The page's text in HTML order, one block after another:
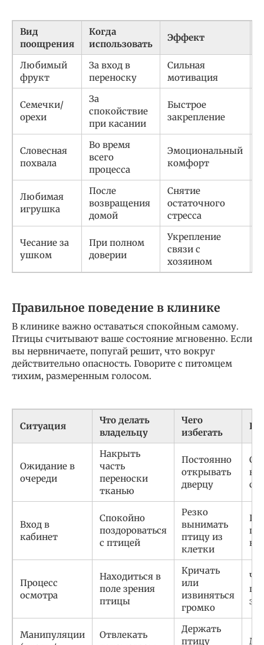
Вид
поощрения
Когда
использовать
Эффект
Любимый
фрукт
За вход в
переноску
Сильная
мотивация
Семечки/
орехи
За
спокойствие
при касании
Быстрое
закрепление
Словесная
похвала
Во время
всего
процесса
Эмоциональный
комфорт
Любимая
игрушка
После
возвращения
домой
Снятие
остаточного
стресса
Чесание за
ушком
При полном
доверии
Укрепление
связи с
хозяином
Правильное поведение в клинике
В клинике важно оставаться спокойным самому.
Птицы считывают ваше состояние мгновенно. Если
вы нервничаете, попугай решит, что вокруг
действительно опасность. Говорите с питомцем
тихим, размеренным голосом.
Ситуация
Что делать
владельцу
Чего
избегать
Ожидание в
очереди
Накрыть
часть
переноски
тканью
Постоянно
открывать
дверцу
Вход в
кабинет
Спокойно
поздороваться
с птицей
Резко
вынимать
птицу из
клетки
Процесс
осмотра
Находиться в
поле зрения
птицы
Кричать
или
извиняться
громко
Манипуляции
Отвлекать
Держать
птицу